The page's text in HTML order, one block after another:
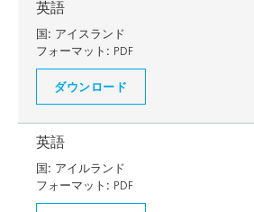
英語
国: アイスランド
フォーマット: PDF
ダウンロード
英語
国: アイルランド
フォーマット: PDF